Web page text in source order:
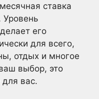
ставка
Уровень
его
для всего,
отдых и многое
выбор, это
вас.